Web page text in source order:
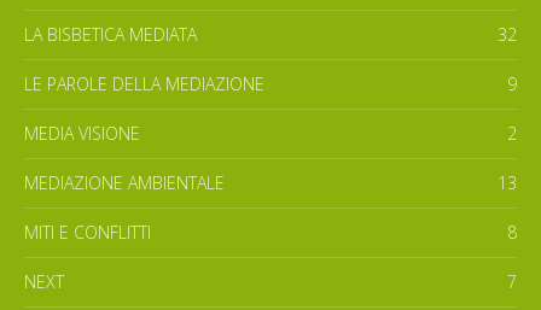
LA BISBETICA MEDIATA 32
LE PAROLE DELLA MEDIAZIONE 9
MEDIA VISIONE 2
MEDIAZIONE AMBIENTALE 13
MITI E CONFLITTI 8
NEXT 7